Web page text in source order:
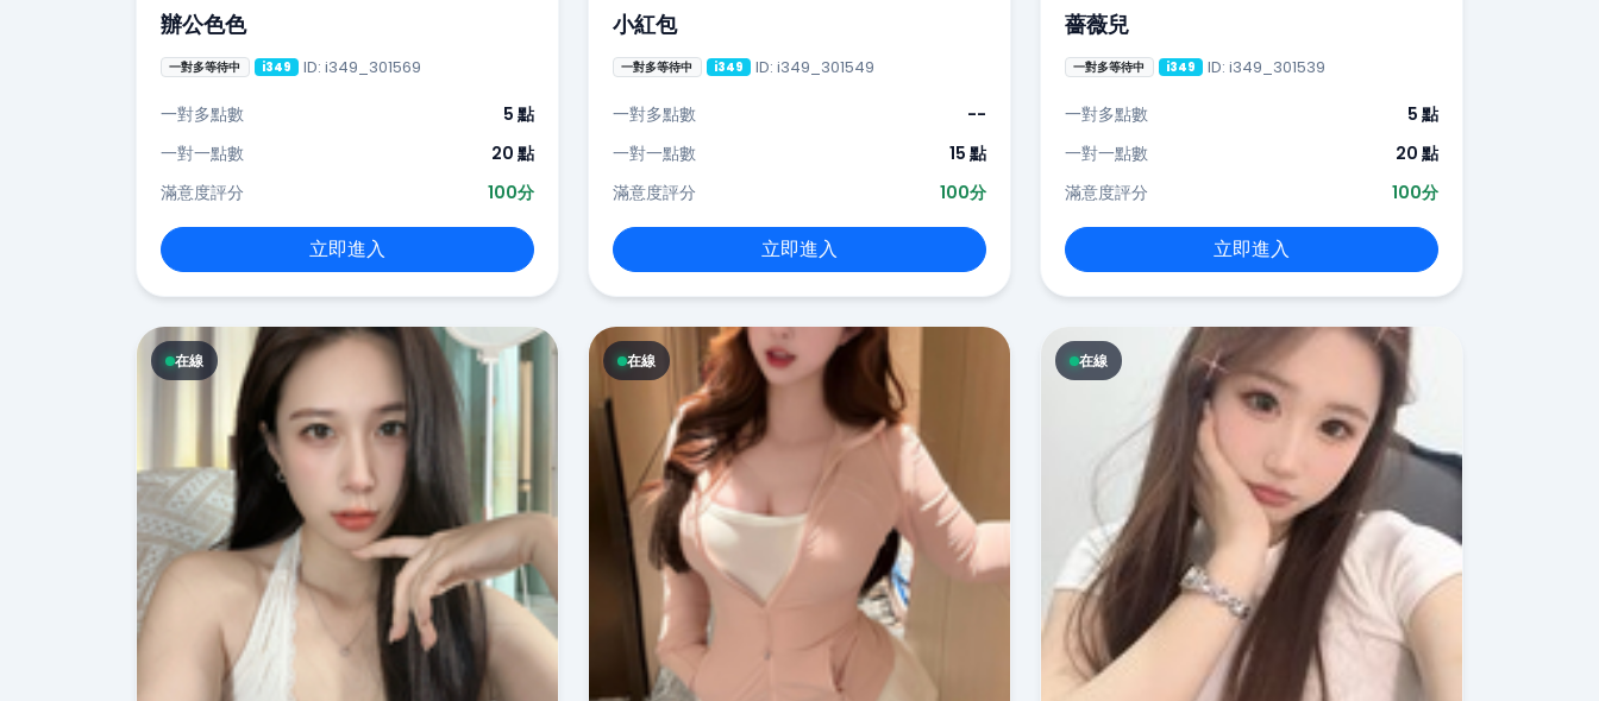
辦公色色
一對多等待中 i349 ID: i349_301569
一對多點數
5 點
一對一點數
20 點
滿意度評分
100分
立即進入
小紅包
一對多等待中 i349 ID: i349_301549
一對多點數
--
一對一點數
15 點
滿意度評分
100分
立即進入
薔薇兒
一對多等待中 i349 ID: i349_301539
一對多點數
5 點
一對一點數
20 點
滿意度評分
100分
立即進入
在線 在線 在線